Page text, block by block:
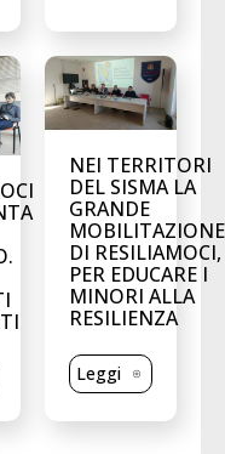
NEI TERRITORI
DEL SISMA LA
GRANDE
MOBILITAZIONE
DI RESILIAMOCI,
PER EDUCARE I
MINORI ALLA
RESILIENZA
Leggi